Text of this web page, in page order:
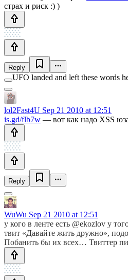
страх и риск :) )
Reply
UFO landed and left these words
lol2Fast4U Sep 21 2010 at 12:51
is.gd/flb7w — вот как надо XSS
Reply
WuWu Sep 21 2010 at 12:51
у кого в ленте есть @ekozlov у
твит «Давайте жить дружно»,
Побанить бы их всех… Твиттер